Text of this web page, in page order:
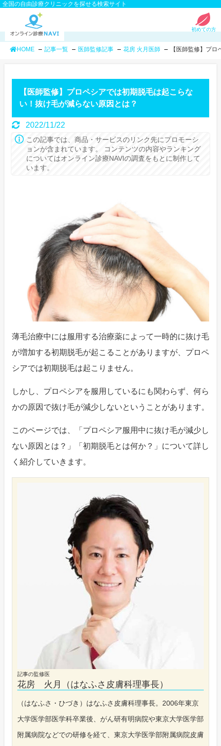
全国の自由診療クリニックを探せる検索サイト
初めての方
HOME 記事一覧 医師監修記事 花房 火月医師 【医師監修】プ
【医師監修】プロペシアでは初期脱毛は起こらな
い！抜け毛が減らない原因とは？
2022/11/22
薄毛治療中には服用する治療薬によって一時的に抜け毛
が増加する初期脱毛が起こることがありますが、プロペ
シアでは初期脱毛は起こりません。
しかし、プロペシアを服用しているにも関わらず、何ら
かの原因で抜け毛が減少しないということがあります。
このページでは、「プロペシア服用中に抜け毛が減少し
ない原因とは？」「初期脱毛とは何か？」について詳し
く紹介していきます。
記事の監修医
花房 火月（はなふさ皮膚科理事長）
（はなふさ・ひづき）はなふさ皮膚科理事長。2006年東京
大学医学部医学科卒業後、がん研有明病院や東京大学医学部
附属病院などでの研修を経て、東京大学医学部附属病院皮膚